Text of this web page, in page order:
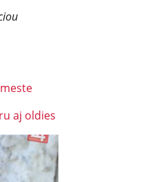
aj oldies